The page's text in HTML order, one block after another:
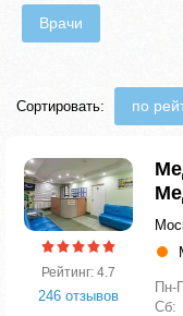
Врачи
Сортировать: по
Рейтинг: 4.7
246 отзывов
Пн-
Сб: